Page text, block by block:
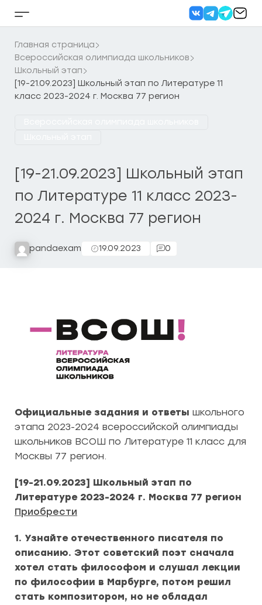
Кнопка
бокового
меню
Главная страница
Всероссийская олимпиада школьников
Школьный этап
[19-21.09.2023] Школьный этап по Литературе 11
класс 2023-2024 г. Москва 77 регион
[19-21.09.2023] Школьный этап
по Литературе 11 класс 2023-
2024 г. Москва 77 регион
pandaexam 19.09.2023 0
Официальные задания и ответы школьного
этапа 2023-2024 всероссийской олимпиады
школьников ВСОШ по Литературе 11 класс для
Москвы 77 регион.
[19-21.09.2023] Школьный этап по
Литературе 2023-2024 г. Москва 77 регион
Приобрести
1. Узнайте отечественного писателя по
описанию. Этот советский поэт сначала
хотел стать философом и слушал лекции
по философии в Марбурге, потом решил
стать композитором, но не обладал